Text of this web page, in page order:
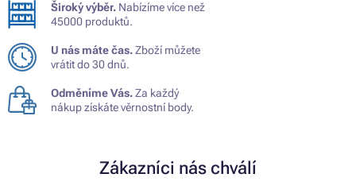
Široký výběr. Nabízíme více než
45000 produktů.
U nás máte čas.Zboží můžete
vrátit do 30 dnů.
Odměníme Vás.Za každý
nákup získáte věrnostní body.
Zákazníci nás chválí